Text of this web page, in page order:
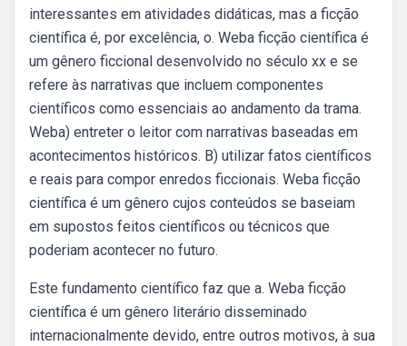
interessantes em atividades didáticas, mas a ficção
científica é, por excelência, o. Weba ficção científica é
um gênero ficcional desenvolvido no século xx e se
refere às narrativas que incluem componentes
científicos como essenciais ao andamento da trama.
Weba) entreter o leitor com narrativas baseadas em
acontecimentos históricos. B) utilizar fatos científicos
e reais para compor enredos ficcionais. Weba ficção
científica é um gênero cujos conteúdos se baseiam
em supostos feitos científicos ou técnicos que
poderiam acontecer no futuro.
Este fundamento científico faz que a. Weba ficção
científica é um gênero literário disseminado
internacionalmente devido, entre outros motivos, à sua